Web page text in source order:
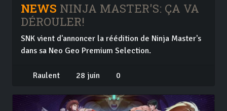
NEWS NINJA MASTER'S: ÇA VA
DÉROULER!
SNK vient d'annoncer la réédition de Ninja Master's
dans sa Neo Geo Premium Selection.
Raulent 28 juin 0